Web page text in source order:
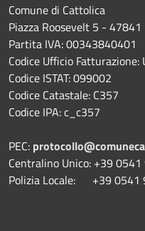
Comune di Cattolica
Piazza Roosevelt 5 -
Partita IVA: 00343840401
Codice Ufficio Fatturazione:
Codice ISTAT: 099002
Codice Catastale: C357
Codice IPA: c_c357
PEC:
Centralino Unico: +39
Polizia Locale: +39 0541